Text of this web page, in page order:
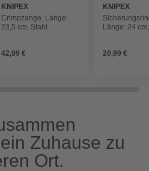
KNIPEX
Crimpzange, Länge:
23,5 cm, Stahl
42,99 €
KNIPEX
Länge: 24
20,99 €
Zuhause zu
Ort.